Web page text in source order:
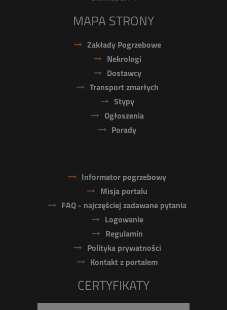
MAPA STRONY
Zakłady Pogrzebowe
Nekrologi
Dostawcy
Transport zmarłych
Stypy
Ogłoszenia
Porady
Informator pogrzebowy
Misja portalu
FAQ - najczęściej zadawane pytania
Logowanie
Regulamin
Polityka prywatności
Kontakt z portalem
CERTYFIKATY